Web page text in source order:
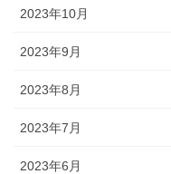
2023年10月
2023年9月
2023年8月
2023年7月
2023年6月